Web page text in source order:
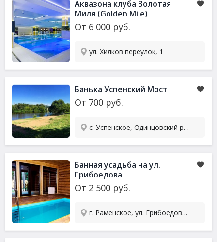
Аквазона клуба Золотая
Миля (Golden Mile)
От 6 000 руб.
ул. Хилков переулок, 1
Банька Успенский Мост
От 700 руб.
с. Успенское, Одинцовский р-н, ул. Москворецкая, 2В
Банная усадьба на ул.
Грибоедова
От 2 500 руб.
г. Раменское, ул. Грибоедова, 8